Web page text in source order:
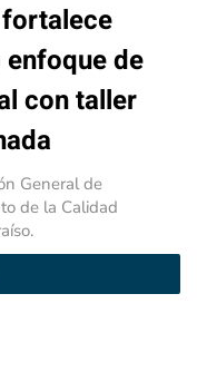
fortalece
de
con taller
General de
de la Calidad